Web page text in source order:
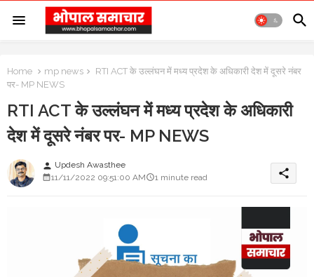
Home mp news
RTI ACT के उल्लंघन में मध्य प्रदेश के अधिकारी देश में दूसरे नंबर
पर- MP NEWS
RTI ACT के उल्लंघन में मध्य प्रदेश के अधिकारी
देश में दूसरे नंबर पर- MP NEWS
person Updesh Awasthee
11/11/2022 09:51:00 AM
1 minute read share